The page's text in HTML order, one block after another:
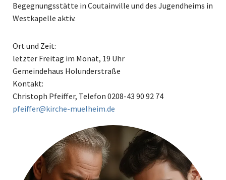
Begegnungsstätte in Coutainville und des Jugendheims in
Westkapelle aktiv.
Ort und Zeit:
letzter Freitag im Monat, 19 Uhr
Gemeindehaus Holunderstraße
Kontakt:
Christoph Pfeiffer, Telefon 0208-43 90 92 74
pfeiffer@kirche-muelheim.de